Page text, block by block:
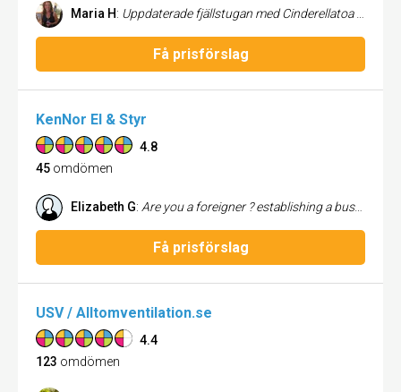
Maria H: Uppdaterade fjällstugan med Cinderellatoa och luftvärmepump från Varma huset. Installatören var proffsig och tillmötesgående.. Tredje gången vi anlitade dem med värmepumpsinstallation och alltid lika nöjd!
Få prisförslag
KenNor El & Styr
4.8
45 omdömen
Elizabeth G: Are you a foreigner ? establishing a bussiness or living in Stockholm Sweden and needs electrical help? finding a reliable , honest , quality electrician is not as easy as you thought !! . I used 4 different electricians in the past since I lived in this country and what a hell lot of problems I got.none of them are license and they took advantaged of me and what an awful work they did !!! Then I started all over again and finally found the best one..All electrical connections in my flat and in my shops was tottaly renewed to a high standard and very safe than ever. He saw all problems , the work became longer but I am very satisfied ...and to be sure this time my brother who is also an electrician in London came and checked the connections and was impressed of his work .Worth paying a man like this and it all became cheap in the end..Very Highly recommended !!
Få prisförslag
USV / Alltomventilation.se
4.4
123 omdömen